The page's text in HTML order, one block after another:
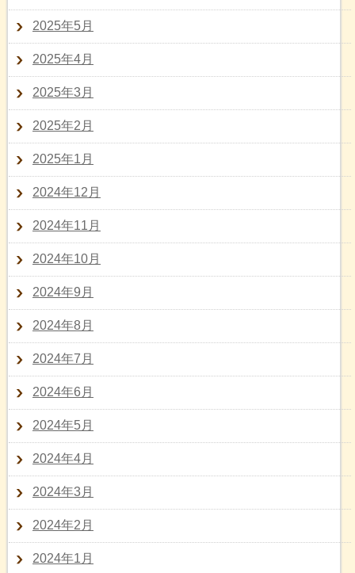
2025年5月
2025年4月
2025年3月
2025年2月
2025年1月
2024年12月
2024年11月
2024年10月
2024年9月
2024年8月
2024年7月
2024年6月
2024年5月
2024年4月
2024年3月
2024年2月
2024年1月